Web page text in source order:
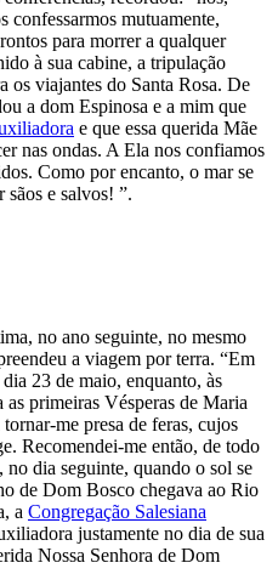
confessarmos mutuamente,
para morrer a qualquer
à sua cabine, a tripulação
os viajantes do Santa Rosa. De
a dom Espinosa e a mim que
e que essa querida Mãe
nas ondas. A Ela nos confiamos
Como por encanto, o mar se
sãos e salvos! ”.
no ano seguinte, no mesmo
a viagem por terra. “Em
23 de maio, enquanto, às
primeiras Vésperas de Maria
me presa de feras, cujos
Recomendei-me então, de todo
no dia seguinte, quando o sol se
de Dom Bosco chegava ao Rio
a Congregação Salesiana
justamente no dia de sua
Nossa Senhora de Dom